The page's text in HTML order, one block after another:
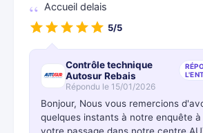
Accueil delais
5/5
Contrôle technique
Autosur Rebais
Répondu le 15/01/2026
Bonjour, Nous vous remercions
quelques instants à notre enquête à